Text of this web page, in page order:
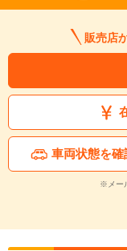
販売店
車両状態を確
※メー